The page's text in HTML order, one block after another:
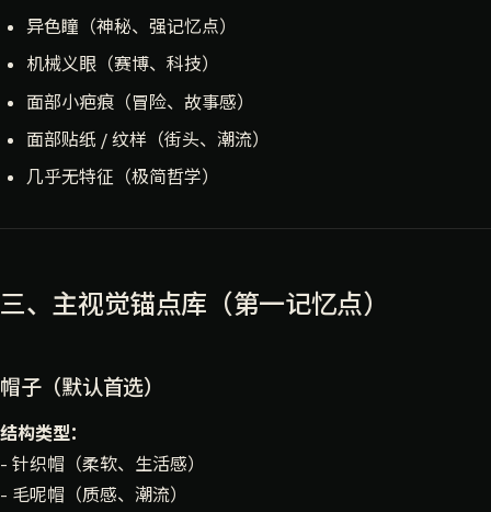
异色瞳（神秘、强记忆点）
机械义眼（赛博、科技）
面部小疤痕（冒险、故事感）
面部贴纸 / 纹样（街头、潮流）
几乎无特征（极简哲学）
三、主视觉锚点库（第一记忆点）
帽子（默认首选）
结构类型：
- 针织帽（柔软、生活感）
- 毛呢帽（质感、潮流）